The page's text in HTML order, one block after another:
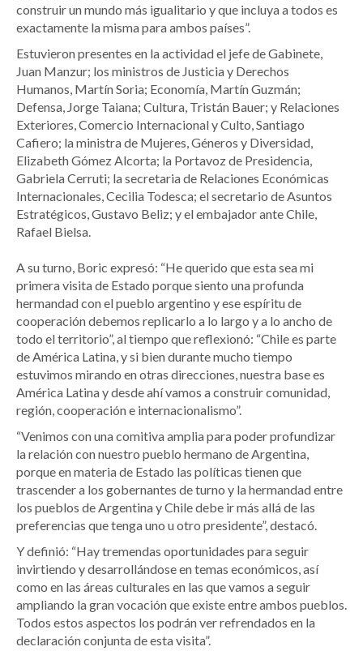
construir un mundo más igualitario y que incluya a todos es
exactamente la misma para ambos países”.
Estuvieron presentes en la actividad el jefe de Gabinete,
Juan Manzur; los ministros de Justicia y Derechos
Humanos, Martín Soria; Economía, Martín Guzmán;
Defensa, Jorge Taiana; Cultura, Tristán Bauer; y Relaciones
Exteriores, Comercio Internacional y Culto, Santiago
Cafiero; la ministra de Mujeres, Géneros y Diversidad,
Elizabeth Gómez Alcorta; la Portavoz de Presidencia,
Gabriela Cerruti; la secretaria de Relaciones Económicas
Internacionales, Cecilia Todesca; el secretario de Asuntos
Estratégicos, Gustavo Beliz; y el embajador ante Chile,
Rafael Bielsa.
A su turno, Boric expresó: “He querido que esta sea mi
primera visita de Estado porque siento una profunda
hermandad con el pueblo argentino y ese espíritu de
cooperación debemos replicarlo a lo largo y a lo ancho de
todo el territorio”, al tiempo que reflexionó: “Chile es parte
de América Latina, y si bien durante mucho tiempo
estuvimos mirando en otras direcciones, nuestra base es
América Latina y desde ahí vamos a construir comunidad,
región, cooperación e internacionalismo”.
“Venimos con una comitiva amplia para poder profundizar
la relación con nuestro pueblo hermano de Argentina,
porque en materia de Estado las políticas tienen que
trascender a los gobernantes de turno y la hermandad entre
los pueblos de Argentina y Chile debe ir más allá de las
preferencias que tenga uno u otro presidente”, destacó.
Y definió: “Hay tremendas oportunidades para seguir
invirtiendo y desarrollándose en temas económicos, así
como en las áreas culturales en las que vamos a seguir
ampliando la gran vocación que existe entre ambos pueblos.
Todos estos aspectos los podrán ver refrendados en la
declaración conjunta de esta visita”.